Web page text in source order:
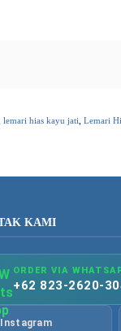
lemari hias kayu jati Lemari
KAMI
ORDER VIA
+62 823-2620-
Instagram